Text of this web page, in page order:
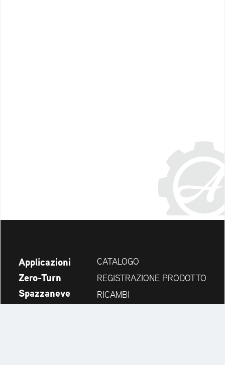
Applicazioni
Zero-Turn
Spazzaneve
CATALOGO
REGISTRAZIONE PRODOTTO
RICAMBI